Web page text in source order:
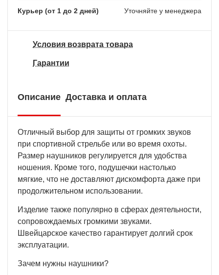
Курьер (от 1 до 2 дней) Уточняйте у менеджера
Условия возврата товара
Гарантии
Описание Доставка и оплата
Отличный выбор для защиты от громких звуков
при спортивной стрельбе или во время охоты.
Размер наушников регулируется для удобства
ношения. Кроме того, подушечки настолько
мягкие, что не доставляют дискомфорта даже при
продолжительном использовании.
Изделие также популярно в сферах деятельности,
сопровождаемых громкими звуками.
Швейцарское качество гарантирует долгий срок
эксплуатации.
Зачем нужны наушники?